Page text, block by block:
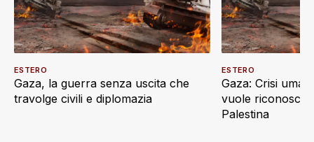
Gaza, la guerra senza uscita che
travolge civili e diplomazia
ESTERO
Gaza: Crisi
vuole
Palestina
ESTERO